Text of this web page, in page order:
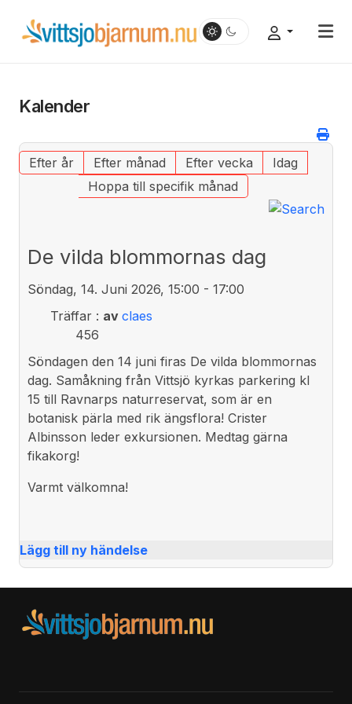
Kalender
Efter år Efter månad Efter vecka
Idag
Hoppa till specifik månad
De vilda blommornas dag
Söndag, 14. Juni 2026, 15:00 - 17:00
Träffar:
456
av claes
Söndagen den 14 juni firas De vilda blommornas
dag. Samåkning från Vittsjö kyrkas parkering kl
15 till Ravnarps naturreservat, som är en
botanisk pärla med rik ängsflora! Crister
Albinsson leder exkursionen. Medtag gärna
fikakorg!
Varmt välkomna!
Lägg till ny händelse